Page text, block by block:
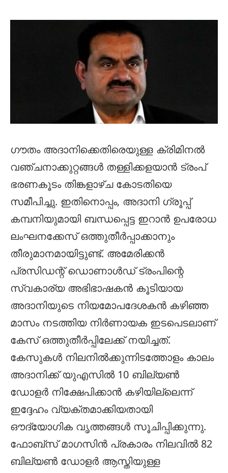
ഗൗതം അദാനിക്കെതിരെയുള്ള ക്രിമിനൽ
വഞ്ചനാക്കുറ്റങ്ങൾ തള്ളിക്കളയാൻ ട്രംപ്
ഭരണകൂടം തിങ്കളാഴ്ച കോടതിയെ
സമീപിച്ചു. ഇതിനൊപ്പം, അദാനി ഗ്രൂപ്പ്
കമ്പനിയുമായി ബന്ധപ്പെട്ട ഇറാൻ ഉപരോധ
ലംഘനക്കേസ് ഒത്തുതീർപ്പാക്കാനും
തീരുമാനമായിട്ടുണ്ട്. അമേരിക്കൻ
പ്രസിഡന്റ് ഡൊണാൾഡ് ട്രംപിന്റെ
സ്വകാര്യ അഭിഭാഷകൻ കൂടിയായ
അദാനിയുടെ നിയമോപദേശകൻ കഴിഞ്ഞ
മാസം നടത്തിയ നിർണായക ഇടപെടലാണ്
കേസ് ഒത്തുതീർപ്പിലേക്ക് നയിച്ചത്.
കേസുകൾ നിലനിൽക്കുന്നിടത്തോളം കാലം
അദാനിക്ക് യുഎസിൽ 10 ബില്യൺ
ഡോളർ നിക്ഷേപിക്കാൻ കഴിയില്ലെന്ന്
ഇദ്ദേഹം വ്യക്തമാക്കിയതായി
ഔദ്യോഗിക വൃത്തങ്ങൾ സൂചിപ്പിക്കുന്നു.
ഫോബ്‌സ് മാഗസിൻ പ്രകാരം നിലവിൽ 82
ബില്യൺ ഡോളർ ആസ്തിയുള്ള